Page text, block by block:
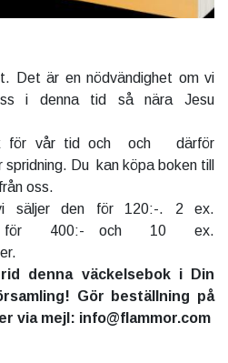
Det är en nödvändighet om vi
i denna tid så nära Jesu
för vår tid och och därför
Du kan köpa boken till
oss.
säljer den för 120:-. 2 ex.
400:- och 10 ex.
denna väckelsebok i Din
Gör beställning på
via mejl: info@flammor.com